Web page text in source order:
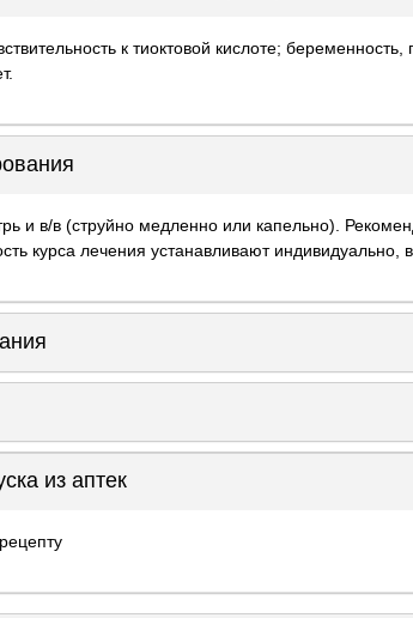
к тиоктовой кислоте;
и в/в (струйно медленно или капельно).
курса лечения устанавливают индивидуально,
из аптек